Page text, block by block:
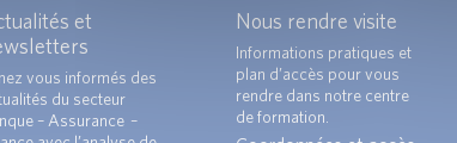
et
vous informés des
du secteur
– Assurance –
Nous rendre visite
Informations pratiques et
plan d’accès pour vous
rendre dans notre centre
de formation.